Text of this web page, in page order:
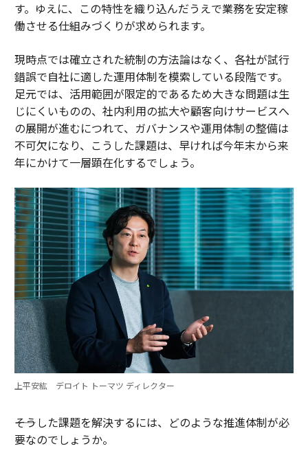
す。ゆえに、この特性を織り込んだうえで業務を安定稼
働させる仕組みづくりが求められます。
現時点では確立された統制の方法論はなく、各社が試行
錯誤で自社に適した運用体制を模索している段階です。
足元では、活用範囲が限定的であるため大きな問題は生
じにくいものの、社内利用の拡大や顧客向けサービスへ
の展開が進むにつれて、ガバナンスや運用体制の整備は
不可欠になり、こうした課題は、早ければ今年末から来
年にかけて一層顕在化するでしょう。
上平安紘 デロイト トーマツ ディレクター
――そうした課題を解決するには、どのような推進体制が必
要なのでしょうか。